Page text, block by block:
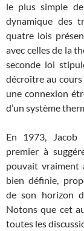
le plus simple
dynamique des
quatre lois
avec celles de la
seconde loi
décroître au
une connexion
d’un système
En 1973,
premier à
pouvait vraiment
bien définie,
de son horizon
Notons que cet
toutes les